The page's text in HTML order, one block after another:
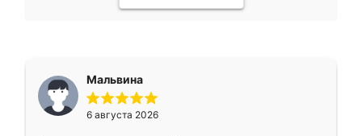
Мальвина
6 августа 2026